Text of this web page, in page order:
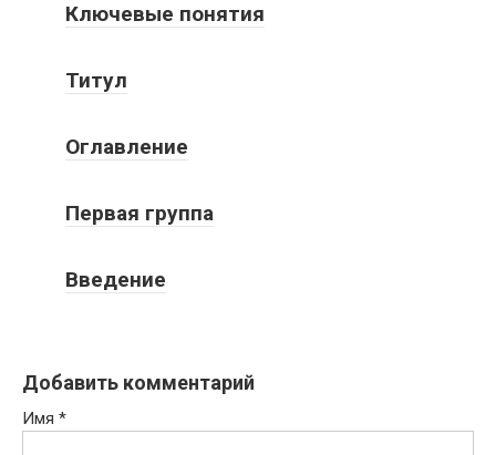
Ключевые понятия
Титул
Оглавление
Первая группа
Введение
Добавить комментарий
Имя *